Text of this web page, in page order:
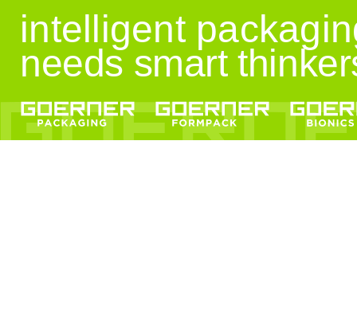
Klimaschutz
intelligent
needs smart